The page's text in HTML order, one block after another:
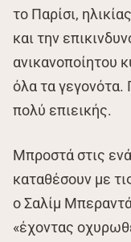
το Παρίσι,
και την
ανικανοποίητου
όλα τα γεγονότα.
πολύ επιεικής.
Μπροστά στις
καταθέσουν με
ο Σαλίμ
«έχοντας